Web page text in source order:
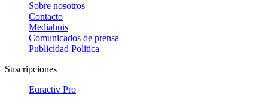
Sobre nosotros
Contacto
Mediahuis
Comunicados de prensa
Publicidad Politica
Suscripciones
Euractiv Pro